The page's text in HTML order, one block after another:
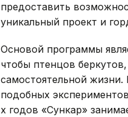
предоставить
уникальный проект и
Основой программы
чтобы птенцов
самостоятельной
подобных
х годов «Сункар»